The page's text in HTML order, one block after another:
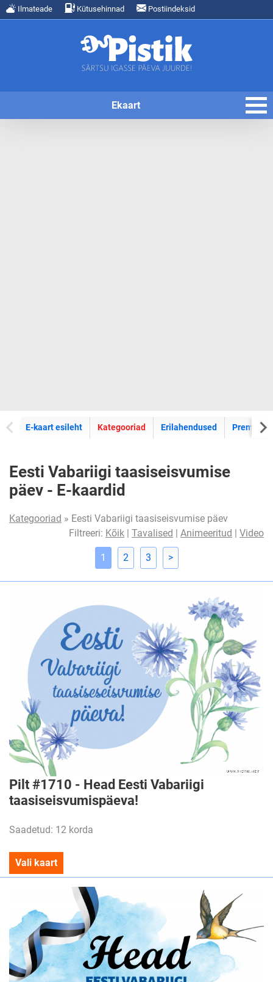
Ilmateade Kütusehinnad Postiindeksid
Ekaart
E-kaart esileht E-kaartide
Kategooriad Erilahendused Premium
Eesti Vabariigi taasiseisvumise
päev - E-kaardid
Kategooriad » Eesti Vabariigi taasiseisvumise päev
Filtreeri: Kõik | Tavalised | Animeeritud | Video
1 2 3 >
Pilt #1710 - Head Eesti Vabariigi
taasiseisvumispäeva!
Saadetud: 12 korda
Vali kaart